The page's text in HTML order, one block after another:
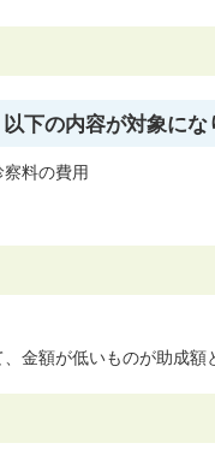
下の内容が対象にな
料の費用
金額が低いものが助成額